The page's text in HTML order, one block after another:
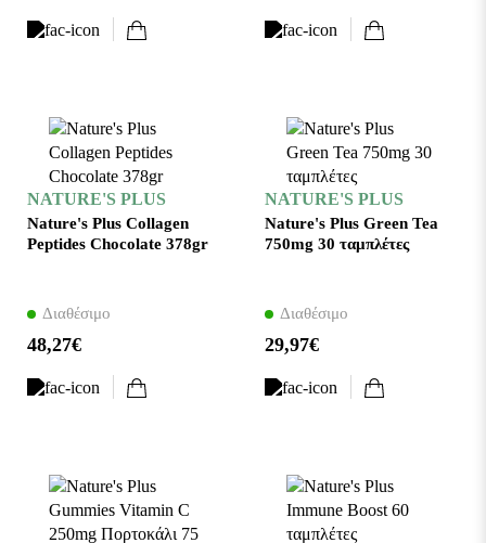
NATURE'S PLUS
Nature's Plus Collagen
Peptides Chocolate 378gr
Διαθέσιμο
48,27€
NATURE'S PLUS
Nature's Plus Green Tea
750mg 30 ταμπλέτες
Διαθέσιμο
29,97€